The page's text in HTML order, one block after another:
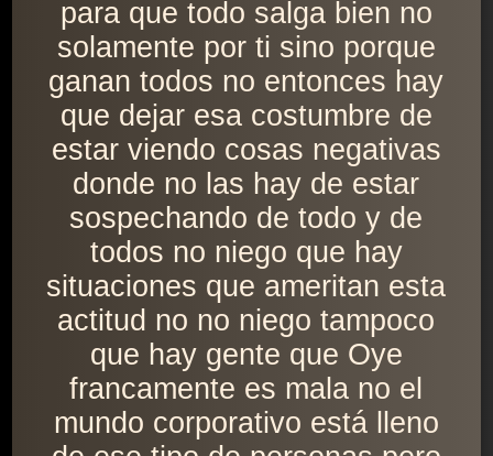
para que todo salga bien no
solamente por ti sino porque
ganan todos no entonces hay
que dejar esa costumbre de
estar viendo cosas negativas
donde no las hay de estar
sospechando de todo y de
todos no niego que hay
situaciones que ameritan esta
actitud no no niego tampoco
que hay gente que Oye
francamente es mala no el
mundo corporativo está lleno